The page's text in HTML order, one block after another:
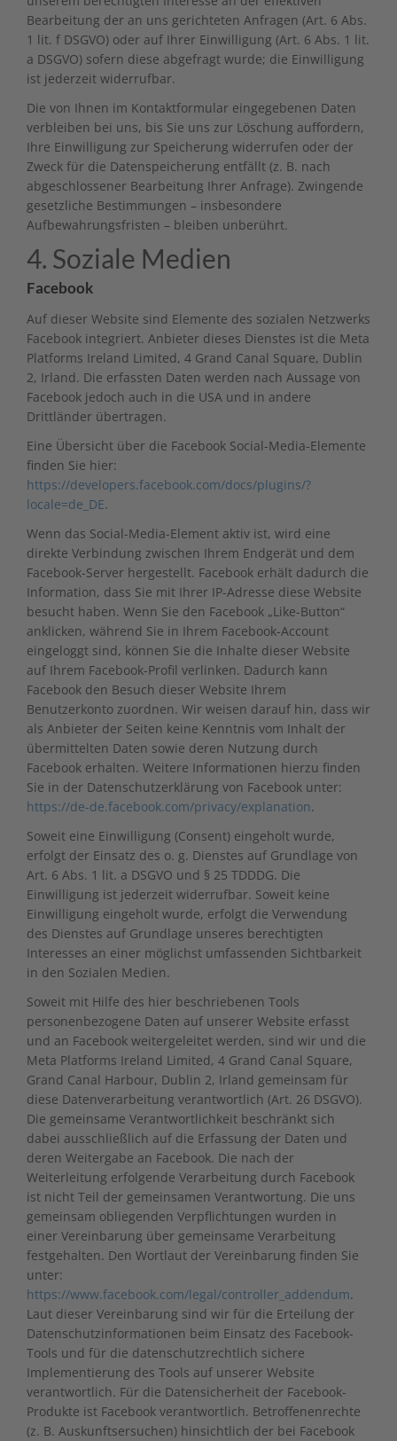
Bearbeitung der an uns gerichteten Anfragen (Art. 6 Abs.
1 lit. f DSGVO) oder auf Ihrer Einwilligung (Art. 6 Abs. 1 lit.
a DSGVO) sofern diese abgefragt wurde; die Einwilligung
ist jederzeit widerrufbar.
Die von Ihnen im Kontaktformular eingegebenen Daten
verbleiben bei uns, bis Sie uns zur Löschung auffordern,
Ihre Einwilligung zur Speicherung widerrufen oder der
Zweck für die Datenspeicherung entfällt (z. B. nach
abgeschlossener Bearbeitung Ihrer Anfrage). Zwingende
gesetzliche Bestimmungen – insbesondere
Aufbewahrungsfristen – bleiben unberührt.
4. Soziale Medien
Facebook
Auf dieser Website sind Elemente des sozialen Netzwerks
Facebook integriert. Anbieter dieses Dienstes ist die Meta
Platforms Ireland Limited, 4 Grand Canal Square, Dublin
2, Irland. Die erfassten Daten werden nach Aussage von
Facebook jedoch auch in die USA und in andere
Drittländer übertragen.
Eine Übersicht über die Facebook Social-Media-Elemente
finden Sie hier:
https://developers.facebook.com/docs/plugins/?
locale=de_DE.
Wenn das Social-Media-Element aktiv ist, wird eine
direkte Verbindung zwischen Ihrem Endgerät und dem
Facebook-Server hergestellt. Facebook erhält dadurch die
Information, dass Sie mit Ihrer IP-Adresse diese Website
besucht haben. Wenn Sie den Facebook „Like-Button“
anklicken, während Sie in Ihrem Facebook-Account
eingeloggt sind, können Sie die Inhalte dieser Website
auf Ihrem Facebook-Profil verlinken. Dadurch kann
Facebook den Besuch dieser Website Ihrem
Benutzerkonto zuordnen. Wir weisen darauf hin, dass wir
als Anbieter der Seiten keine Kenntnis vom Inhalt der
übermittelten Daten sowie deren Nutzung durch
Facebook erhalten. Weitere Informationen hierzu finden
Sie in der Datenschutzerklärung von Facebook unter:
https://de-de.facebook.com/privacy/explanation.
Soweit eine Einwilligung (Consent) eingeholt wurde,
erfolgt der Einsatz des o. g. Dienstes auf Grundlage von
Art. 6 Abs. 1 lit. a DSGVO und § 25 TDDDG. Die
Einwilligung ist jederzeit widerrufbar. Soweit keine
Einwilligung eingeholt wurde, erfolgt die Verwendung
des Dienstes auf Grundlage unseres berechtigten
Interesses an einer möglichst umfassenden Sichtbarkeit
in den Sozialen Medien.
Soweit mit Hilfe des hier beschriebenen Tools
personenbezogene Daten auf unserer Website erfasst
und an Facebook weitergeleitet werden, sind wir und die
Meta Platforms Ireland Limited, 4 Grand Canal Square,
Grand Canal Harbour, Dublin 2, Irland gemeinsam für
diese Datenverarbeitung verantwortlich (Art. 26 DSGVO).
Die gemeinsame Verantwortlichkeit beschränkt sich
dabei ausschließlich auf die Erfassung der Daten und
deren Weitergabe an Facebook. Die nach der
Weiterleitung erfolgende Verarbeitung durch Facebook
ist nicht Teil der gemeinsamen Verantwortung. Die uns
gemeinsam obliegenden Verpflichtungen wurden in
einer Vereinbarung über gemeinsame Verarbeitung
festgehalten. Den Wortlaut der Vereinbarung finden Sie
unter:
https://www.facebook.com/legal/controller_addendum.
Laut dieser Vereinbarung sind wir für die Erteilung der
Datenschutzinformationen beim Einsatz des Facebook-
Tools und für die datenschutzrechtlich sichere
Implementierung des Tools auf unserer Website
verantwortlich. Für die Datensicherheit der Facebook-
Produkte ist Facebook verantwortlich. Betroffenenrechte
(z. B. Auskunftsersuchen) hinsichtlich der bei Facebook